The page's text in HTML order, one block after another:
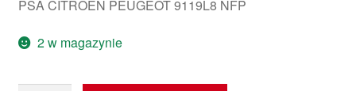
PSA CITROEN PEUGEOT 9119L8 NFP
2 w magazynie